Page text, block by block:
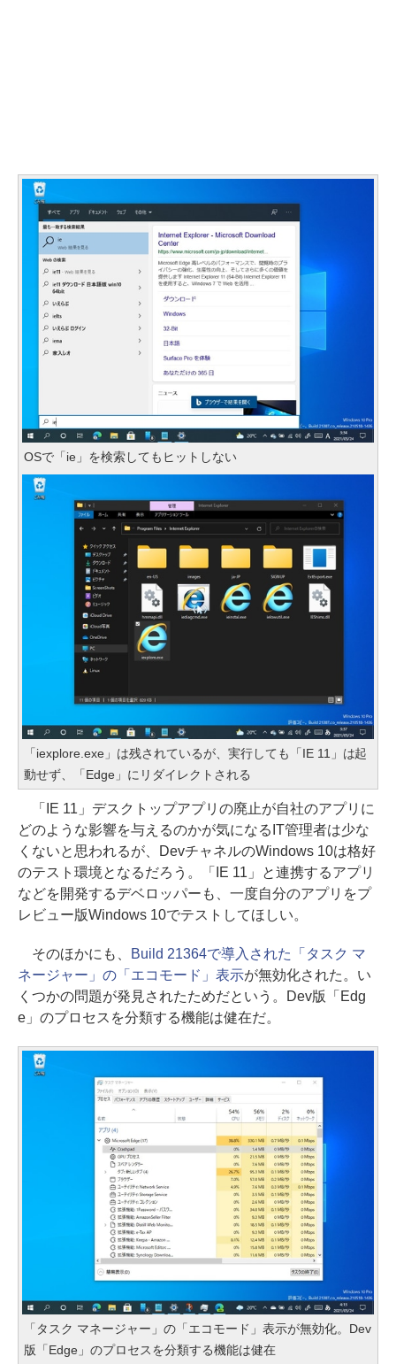
OSで「ie」を検索してもヒットしない
「iexplore.exe」は残されているが、実行しても「IE 11」は起
動せず、「Edge」にリダイレクトされる
「IE 11」デスクトップアプリの廃止が自社のアプリに
どのような影響を与えるのかが気になるIT管理者は少な
くないと思われるが、DevチャネルのWindows 10は格好
のテスト環境となるだろう。「IE 11」と連携するアプリ
などを開発するデベロッパーも、一度自分のアプリをプ
レビュー版Windows 10でテストしてほしい。
そのほかにも、
Build 21364で導入された「タスク マ
ネージャー」の「エコモード」表示が無効化された。い
くつかの問題が発見されたためだという。Dev版「Edg
e」のプロセスを分類する機能は健在だ。
「タスク マネージャー」の「エコモード」表示が無効化。Dev
版「Edge」のプロセスを分類する機能は健在